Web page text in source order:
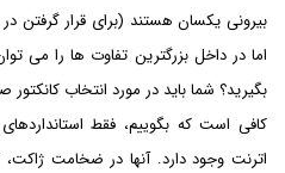
اما در داخل بزرگترین تفاوت ها را می
بگیرید؟ شما باید در مورد انتخاب
کافی است که بگوییم، فقط